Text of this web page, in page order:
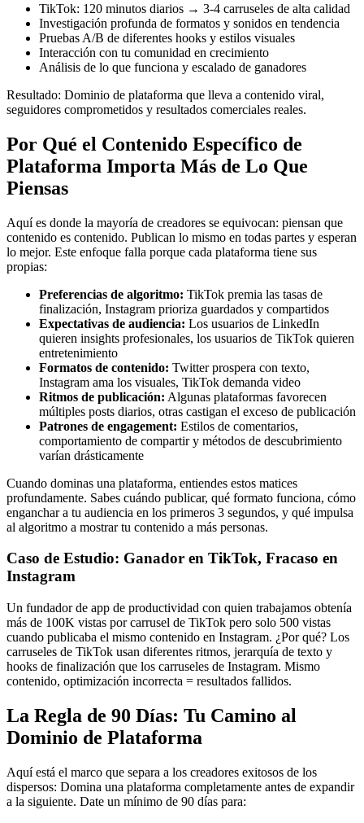
TikTok: 120 minutos diarios → 3-4 carruseles de alta calidad
Investigación profunda de formatos y sonidos en tendencia
Pruebas A/B de diferentes hooks y estilos visuales
Interacción con tu comunidad en crecimiento
Análisis de lo que funciona y escalado de ganadores
Resultado: Dominio de plataforma que lleva a contenido viral,
seguidores comprometidos y resultados comerciales reales.
Por Qué el Contenido Específico de
Plataforma Importa Más de Lo Que
Piensas
Aquí es donde la mayoría de creadores se equivocan: piensan que
contenido es contenido. Publican lo mismo en todas partes y esperan
lo mejor. Este enfoque falla porque cada plataforma tiene sus
propias:
Preferencias de algoritmo: TikTok premia las tasas de
finalización, Instagram prioriza guardados y compartidos
Expectativas de audiencia: Los usuarios de LinkedIn
quieren insights profesionales, los usuarios de TikTok quieren
entretenimiento
Formatos de contenido: Twitter prospera con texto,
Instagram ama los visuales, TikTok demanda video
Ritmos de publicación: Algunas plataformas favorecen
múltiples posts diarios, otras castigan el exceso de publicación
Patrones de engagement: Estilos de comentarios,
comportamiento de compartir y métodos de descubrimiento
varían drásticamente
Cuando dominas una plataforma, entiendes estos matices
profundamente. Sabes cuándo publicar, qué formato funciona, cómo
enganchar a tu audiencia en los primeros 3 segundos, y qué impulsa
al algoritmo a mostrar tu contenido a más personas.
Caso de Estudio: Ganador en TikTok, Fracaso en
Instagram
Un fundador de app de productividad con quien trabajamos obtenía
más de 100K vistas por carrusel de TikTok pero solo 500 vistas
cuando publicaba el mismo contenido en Instagram. ¿Por qué? Los
carruseles de TikTok usan diferentes ritmos, jerarquía de texto y
hooks de finalización que los carruseles de Instagram. Mismo
contenido, optimización incorrecta = resultados fallidos.
La Regla de 90 Días: Tu Camino al
Dominio de Plataforma
Aquí está el marco que separa a los creadores exitosos de los
dispersos: Domina una plataforma completamente antes de expandir
a la siguiente. Date un mínimo de 90 días para: